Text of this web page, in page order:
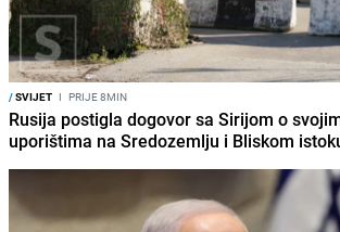
/SVIJET I PRIJE 8MIN
Rusija postigla dogovor sa Sirijom o
uporištima na Sredozemlju i Bliskom